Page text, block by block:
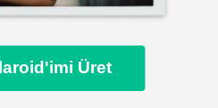
Üret